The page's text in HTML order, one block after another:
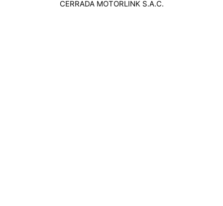
CERRADA MOTORLINK S.A.C.